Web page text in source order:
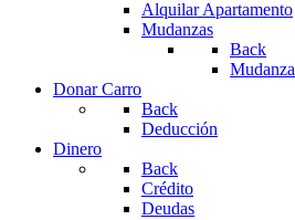
Alquilar Apartamento
Mudanzas
Back
Mudanza
Donar Carro
Back
Deducción
Dinero
Back
Crédito
Deudas